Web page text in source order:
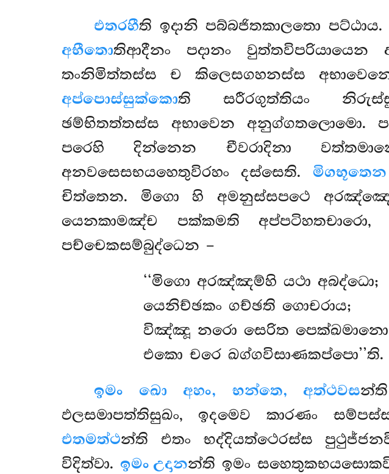
එතරහීති ඉදානි පබ්බජිතකාලතො
අභීතොතිආදීනං පදානං
තංනිමිත්තස්ස ච කිලෙසගහනස්ස
අප්පොස්සුක්කොති සරීරගුත්තියං
ඡම්භිතත්තස්ස අභාවෙන අනුග්ගතලොමො.
පරෙහි දින්නෙන චීවරාදිනා
අනවසෙසභයහෙතුවිරහං දස්සෙති. මිගභූතෙන
චිත්තෙන. මිගො හි අමනුස්සපථෙ
යෙනකාමඤ්ච පක්කමති
පච්චෙකසම්බුද්ධෙන –
‘‘මිගො අරඤ්ඤම්හි යථා අබද්ධො;
යෙනිච්ඡකං ගච්ඡති ගොචරාය;
විඤ්ඤූ නරො සෙරිත
එකො චරෙ ඛග්ගවිසාණකප්පො’’ති.
ඉමං ඛො අහං, භන්තෙ, අත්ථවස
ඵලසමාපත්තිසුඛං, ඉදමෙව කාරණං
එතමත්ථන්ති එතං භද්දියත්ථෙරස්ස
විදිත්වා. ඉමං උදානන්ති ඉමං